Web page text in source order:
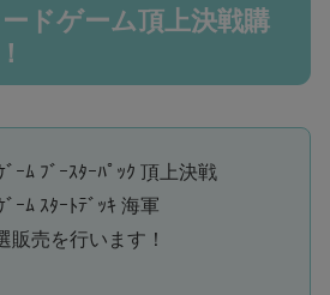
ドゲーム頂上決戦購
ｰﾑ ﾌﾞｰｽﾀｰﾊﾟｯｸ 頂上決戦
ｰﾑ ｽﾀｰﾄﾃﾞｯｷ 海軍
販売を行います！